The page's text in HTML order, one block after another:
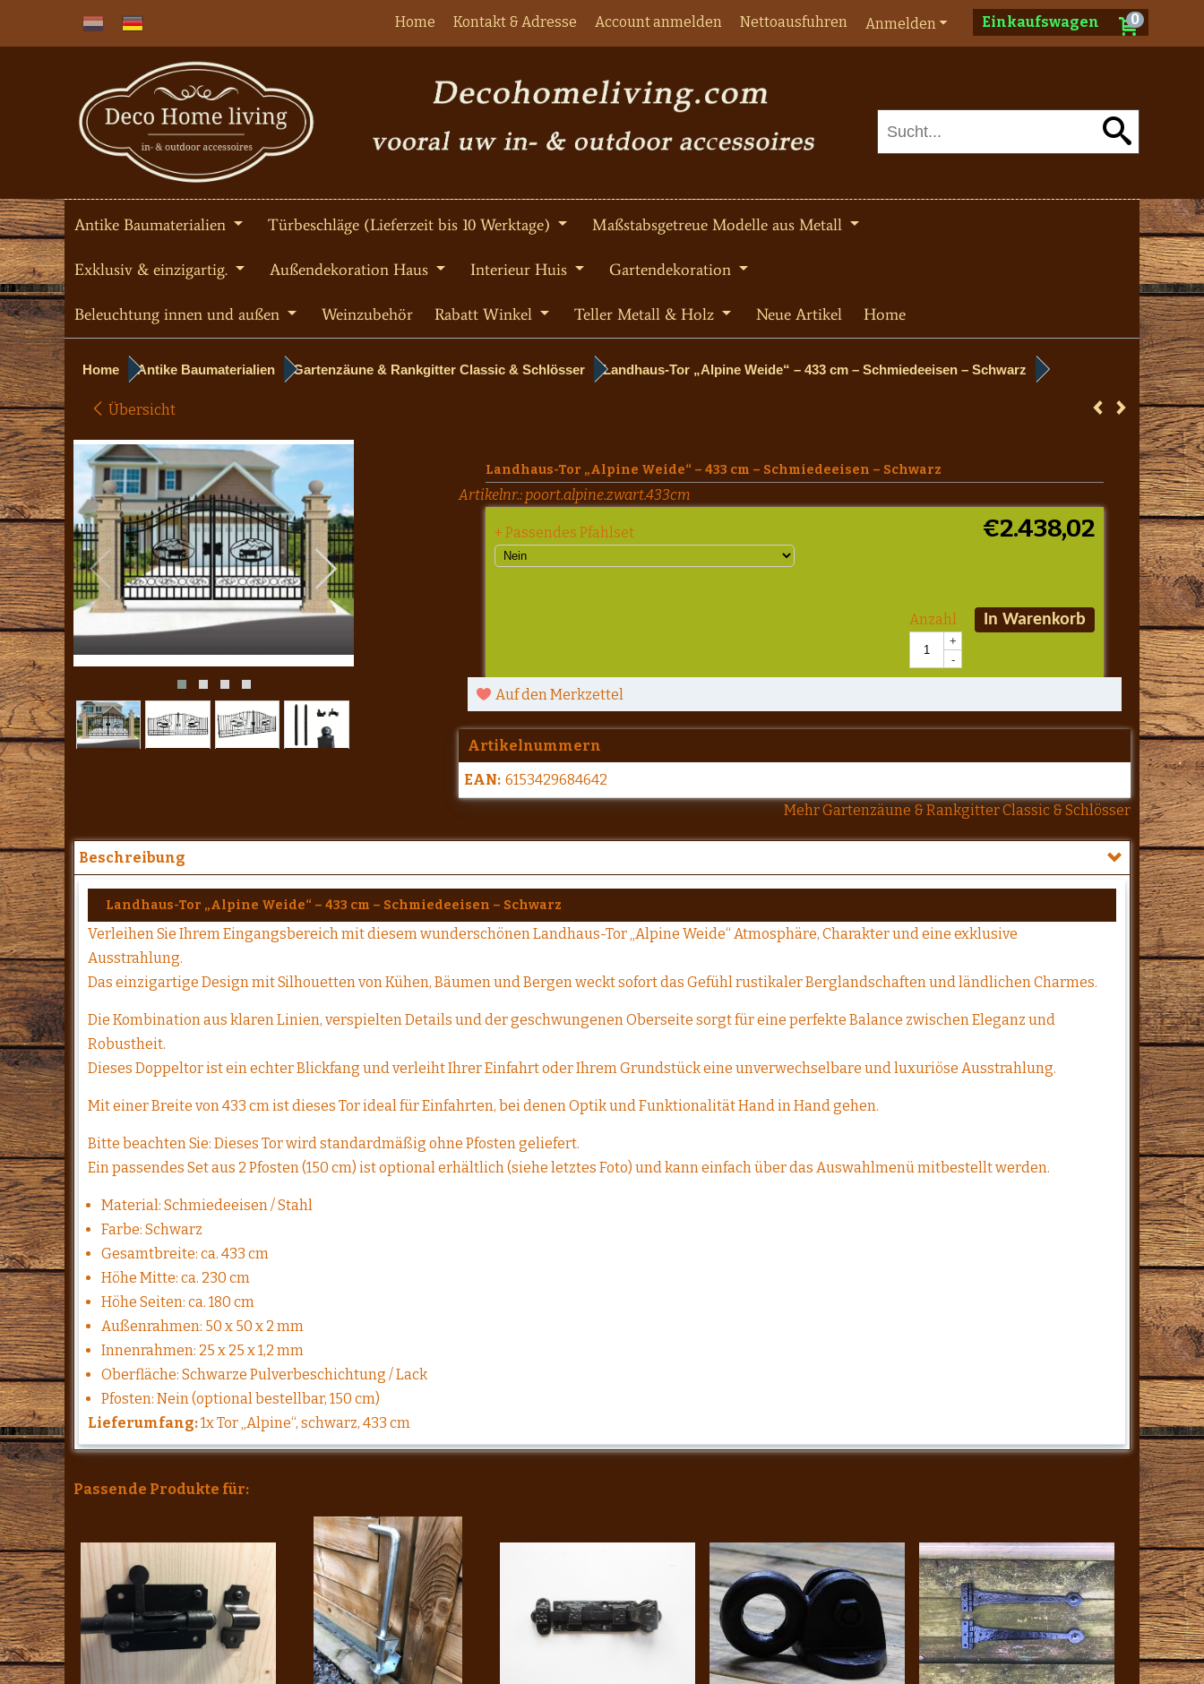
Einkaufswagen 0
Anmelden
Home Kontakt & Adresse Account anmelden Nettoausfuhren
Antike Baumaterialien Türbeschläge (Lieferzeit bis 10 Werktage) Maßstabsgetreue Modelle aus Metall
Exklusiv & einzigartig. Außendekoration Haus Interieur Huis Gartendekoration
Beleuchtung innen und außen Weinzubehör Rabatt Winkel Teller Metall & Holz Neue Artikel Home
Home Antike Baumaterialien Gartenzäune & Rankgitter Classic & Schlösser Landhaus-Tor „Alpine Weide“ – 433 cm – Schmiedeeisen – Schwarz
Übersicht
Landhaus-Tor „Alpine Weide“ – 433 cm – Schmiedeeisen – Schwarz
Artikelnr.: poort.alpine.zwart.433cm
€2.438,02
+ Passendes Pfahlset
Anzahl
+
-
In Warenkorb
Auf den Merkzettel
Artikelnummern
EAN: 6153429684642
Mehr Gartenzäune & Rankgitter Classic & Schlösser
Beschreibung
Landhaus-Tor „Alpine Weide“ – 433 cm – Schmiedeeisen – Schwarz
Verleihen Sie Ihrem Eingangsbereich mit diesem wunderschönen Landhaus-Tor „Alpine Weide“ Atmosphäre, Charakter und eine exklusive
Ausstrahlung.
Das einzigartige Design mit Silhouetten von Kühen, Bäumen und Bergen weckt sofort das Gefühl rustikaler Berglandschaften und ländlichen Charmes.
Die Kombination aus klaren Linien, verspielten Details und der geschwungenen Oberseite sorgt für eine perfekte Balance zwischen Eleganz und
Robustheit.
Dieses Doppeltor ist ein echter Blickfang und verleiht Ihrer Einfahrt oder Ihrem Grundstück eine unverwechselbare und luxuriöse Ausstrahlung.
Mit einer Breite von 433 cm ist dieses Tor ideal für Einfahrten, bei denen Optik und Funktionalität Hand in Hand gehen.
Bitte beachten Sie: Dieses Tor wird standardmäßig ohne Pfosten geliefert.
Ein passendes Set aus 2 Pfosten (150 cm) ist optional erhältlich (siehe letztes Foto) und kann einfach über das Auswahlmenü mitbestellt werden.
Material: Schmiedeeisen / Stahl
Farbe: Schwarz
Gesamtbreite: ca. 433 cm
Höhe Mitte: ca. 230 cm
Höhe Seiten: ca. 180 cm
Außenrahmen: 50 x 50 x 2 mm
Innenrahmen: 25 x 25 x 1,2 mm
Oberfläche: Schwarze Pulverbeschichtung / Lack
Pfosten: Nein (optional bestellbar, 150 cm)
Lieferumfang:1x Tor „Alpine“, schwarz, 433 cm
Passende Produkte für: